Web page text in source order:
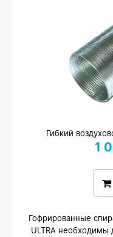
Гибкий
1
Гофрированные
ULTRA необходимы